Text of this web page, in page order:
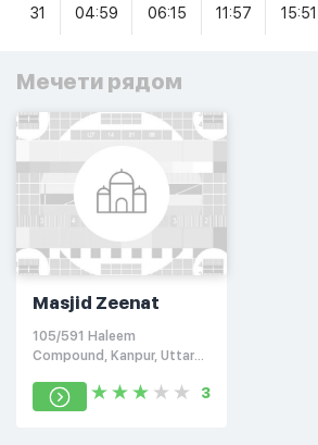
31 04:59 06:15 11:57 15:51
Мечети рядом
Masjid Zeenat
105/591 Haleem
Compound, Kanpur, Uttar
3